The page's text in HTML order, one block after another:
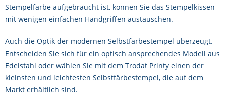
Stempelfarbe aufgebraucht ist, können Sie das Stempelkissen
mit wenigen einfachen Handgriffen austauschen.
Auch die Optik der modernen Selbstfärbestempel überzeugt.
Entscheiden Sie sich für ein optisch ansprechendes Modell aus
Edelstahl oder wählen Sie mit dem Trodat Printy einen der
kleinsten und leichtesten Selbstfärbestempel, die auf dem
Markt erhältlich sind.